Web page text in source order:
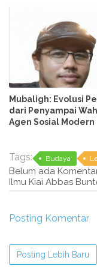
Mubaligh: Evolusi
dari Penyampai
Agen Sosial Modern
Tags: Budaya
Belum ada
Ilmu Kiai Abbas
Posting Komentar
Posting Lebih Baru